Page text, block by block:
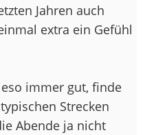
Jahren auch
extra ein Gefühl
immer gut, finde
Strecken
Abende ja nicht